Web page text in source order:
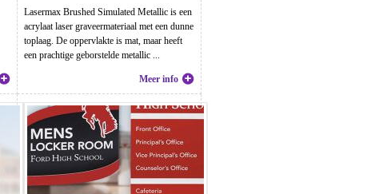
Lasermax Brushed Simulated Metallic is een
acrylaat laser graveermateriaal met een dunne
toplaag. De oppervlakte is mat, maar heeft
een prachtige geborstelde metallic ...
Meer info